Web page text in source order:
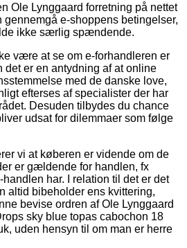
Ole Lynggaard forretning på nettet
gennemgå e-shoppens betingelser,
ikke særlig spændende.
være at se om e-forhandleren er
er en antydning af at online
med de danske love,
efterses af specialister der har
Desuden tilbydes du chance
udsat for dilemmaer som følge
vi at køberen er vidende om de
er gældende for handlen, fx
har. I relation til det er det
altid bibeholder ens kvittering,
bevise ordren af Ole Lynggaard
sky blue topas cabochon 18
uden hensyn til om man er herre